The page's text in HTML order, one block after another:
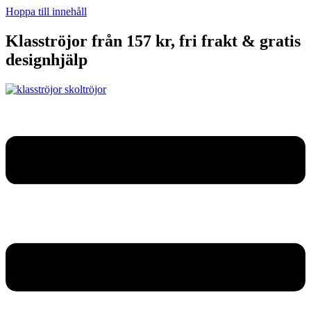
Hoppa till innehåll
Klasströjor från 157 kr, fri frakt & gratis
designhjälp